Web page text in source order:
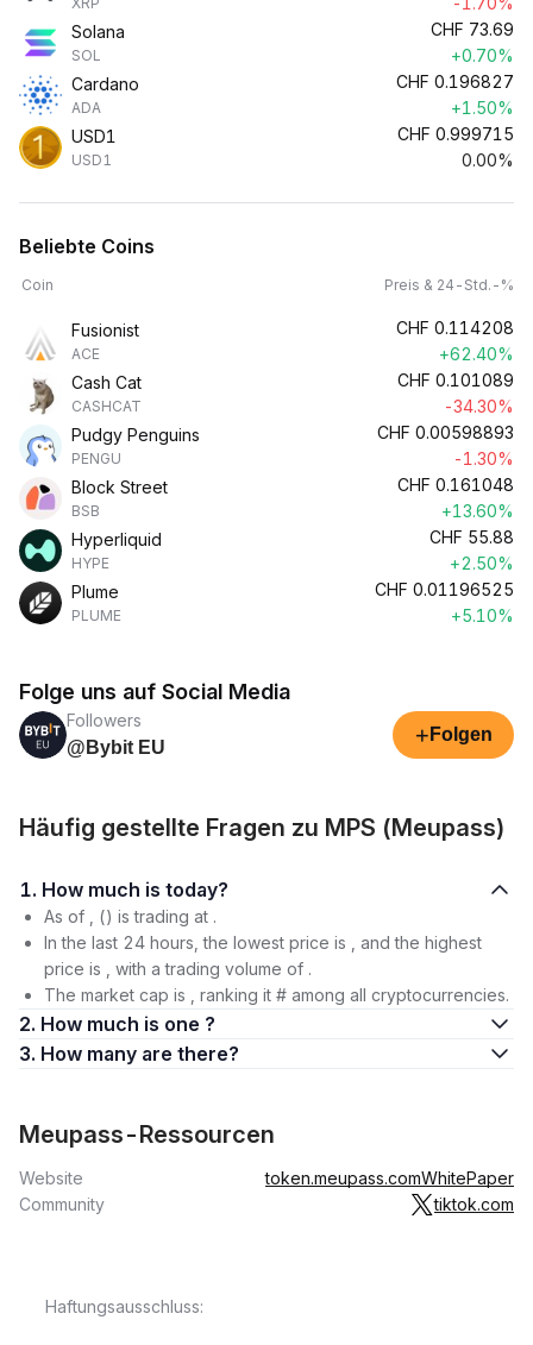
Solana
SOL
CHF 73.69
+0.70%
Cardano
ADA
CHF 0.196827
+1.50%
USD1
USD1
CHF 0.999715
0.00%
Beliebte Coins
Coin Preis & 24-Std.-%
Fusionist
ACE
CHF 0.114208
+62.40%
Cash Cat
CASHCAT
CHF 0.101089
-34.30%
Pudgy Penguins
PENGU
CHF 0.00598893
-1.30%
Block Street
BSB
CHF 0.161048
+13.60%
Hyperliquid
HYPE
CHF 55.88
+2.50%
Plume
PLUME
CHF 0.01196525
+5.10%
Folge uns auf Social Media
Followers
@Bybit EU
+ Folgen
Häufig gestellte Fragen zu MPS (Meupass)
1. How much is today?
As of , () is trading at .
In the last 24 hours, the lowest price is , and the highest
price is , with a trading volume of .
The market cap is , ranking it # among all cryptocurrencies.
2. How much is one ?
3. How many are there?
Meupass-Ressourcen
Website token.meupass.comWhitePaper
Community
tiktok.com
Haftungsausschluss: